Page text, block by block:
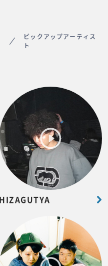
ピックアップアーティス
ト
HIZAGUTYA